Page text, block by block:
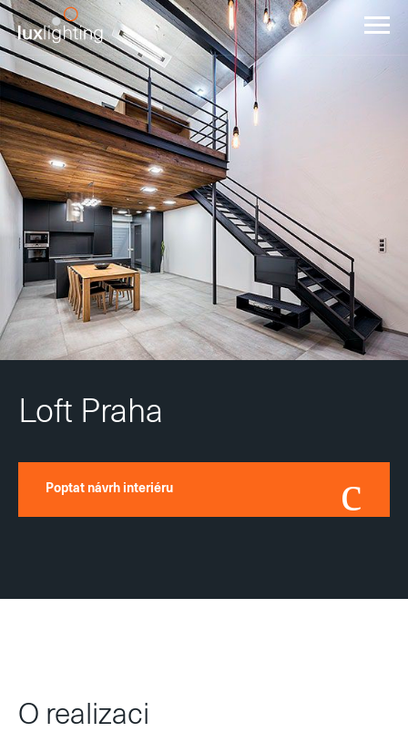
Loft Praha
Poptat návrh interiéru
O realizaci